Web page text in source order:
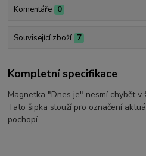
Komentáře 0
Související zboží 7
Kompletní specifikace
Magnetka "Dnes je" nesmí chybět v
Tato šipka slouží pro označení
pochopí.